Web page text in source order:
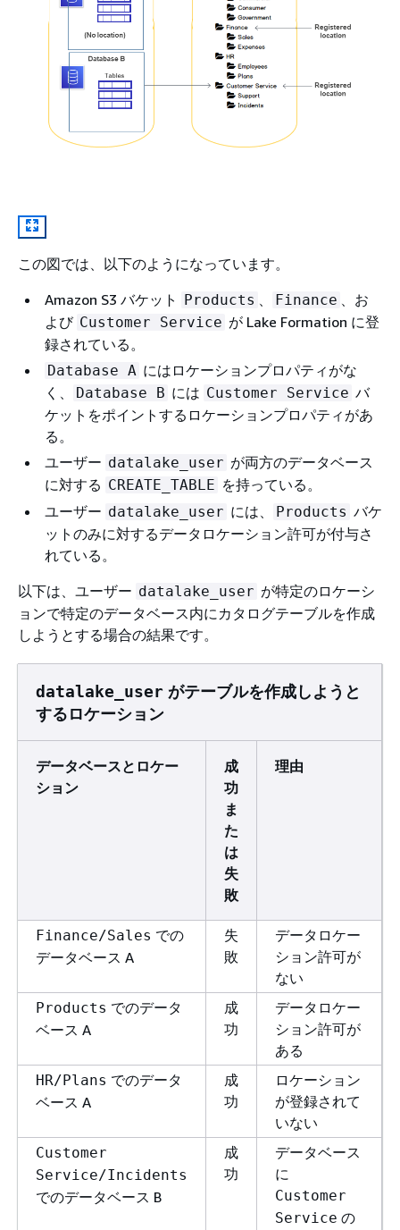
この図では、以下のようになっています。
Amazon S3 バケット
Products 、 Finance 、お
よび Customer Service が Lake Formation に登
録されている。
Database A にはロケーションプロパティがな
く、
Database B には Customer Service バ
ケットをポイントするロケーションプロパティがあ
る。
ユーザー datalake_user が両方のデータベース
に対する CREATE_TABLE を持っている。
ユーザー datalake_user には、 Products バケ
ットのみに対するデータロケーション許可が付与さ
れている。
以下は、ユーザー datalake_user が特定のロケーシ
ョンで特定のデータベース内にカタログテーブルを作成
しようとする場合の結果です。
datalake_user がテーブルを作成しようと
するロケーション
データベースとロケー
ション
成
功
ま
た
は
失
敗
理由
Finance/Sales での
データベース A
失
敗
データロケー
ション許可が
ない
Products でのデータ
ベース A
成
功
データロケー
ション許可が
ある
HR/Plans でのデータ
ベース A
成
功
ロケーション
が登録されて
いない
Customer
Service/Incidents
でのデータベース B
成
功
データベース
に
Customer
Service の